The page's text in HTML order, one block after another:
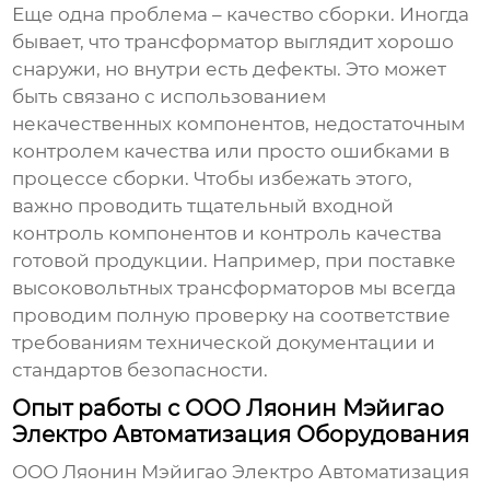
Еще одна проблема – качество сборки. Иногда
бывает, что трансформатор выглядит хорошо
снаружи, но внутри есть дефекты. Это может
быть связано с использованием
некачественных компонентов, недостаточным
контролем качества или просто ошибками в
процессе сборки. Чтобы избежать этого,
важно проводить тщательный входной
контроль компонентов и контроль качества
готовой продукции. Например, при поставке
высоковольтных трансформаторов мы всегда
проводим полную проверку на соответствие
требованиям технической документации и
стандартов безопасности.
Опыт работы с ООО Ляонин Мэйигао
Электро Автоматизация Оборудования
ООО Ляонин Мэйигао Электро Автоматизация